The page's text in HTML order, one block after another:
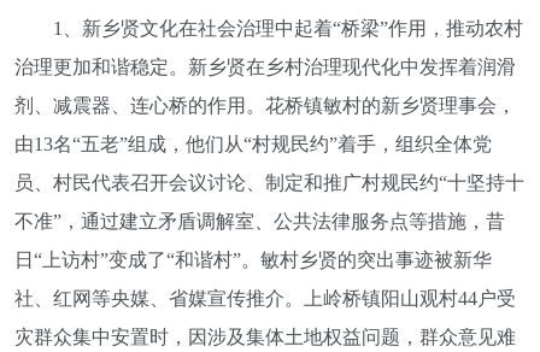
1、新乡贤文化在社会治理中起着“桥梁”作用，推动农村
治理更加和谐稳定。新乡贤在乡村治理现代化中发挥着润滑
剂、减震器、连心桥的作用。花桥镇敏村的新乡贤理事会，
由13名“五老”组成，他们从“村规民约”着手，组织全体党
员、村民代表召开会议讨论、制定和推广村规民约“十坚持十
不准”，通过建立矛盾调解室、公共法律服务点等措施，昔
日“上访村”变成了“和谐村”。敏村乡贤的突出事迹被新华
社、红网等央媒、省媒宣传推介。上岭桥镇阳山观村44户受
灾群众集中安置时，因涉及集体土地权益问题，群众意见难